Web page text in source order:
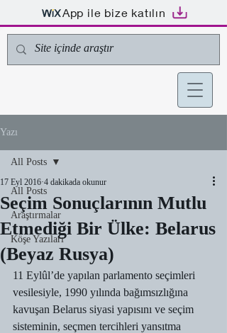
App ile bize katılın
Yazı
All Posts
Araştırmalar
Köşe Yazıları
All Posts
Seçim Sonuçlarının Mutlu
Etmediği Bir Ülke: Belarus
(Beyaz Rusya)
17 Eyl 2016 4 dakikada okunur
11 Eylûl’de yapılan parlamento seçimleri
vesilesiyle, 1990 yılında bağımsızlığına
kavuşan Belarus siyasi yapısını ve seçim
sisteminin, seçmen tercihleri yansıtma